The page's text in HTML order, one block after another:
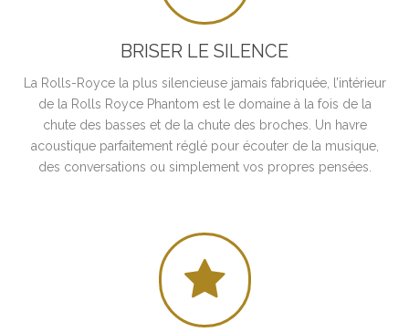
BRISER LE SILENCE
La Rolls-Royce la plus silencieuse jamais fabriquée, l’intérieur
de la Rolls Royce Phantom est le domaine à la fois de la
chute des basses et de la chute des broches. Un havre
acoustique parfaitement réglé pour écouter de la musique,
des conversations ou simplement vos propres pensées.
